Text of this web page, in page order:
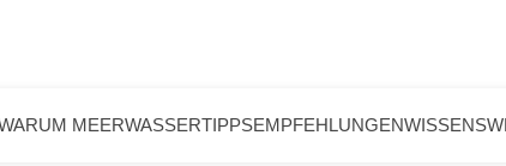
MEERWASSERTIPPSEMPFEHLUNGEN